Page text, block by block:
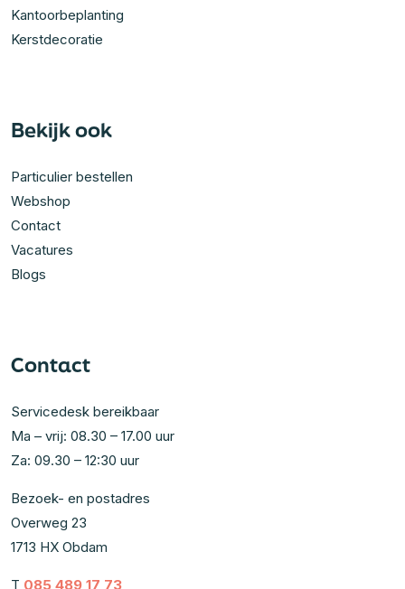
Kantoorbeplanting
Kerstdecoratie
Bekijk ook
Particulier bestellen
Webshop
Contact
Vacatures
Blogs
Contact
Servicedesk bereikbaar
Ma – vrij: 08.30 – 17.00 uur
Za: 09.30 – 12:30 uur
Bezoek- en postadres
Overweg 23
1713 HX Obdam
T 085 489 17 73